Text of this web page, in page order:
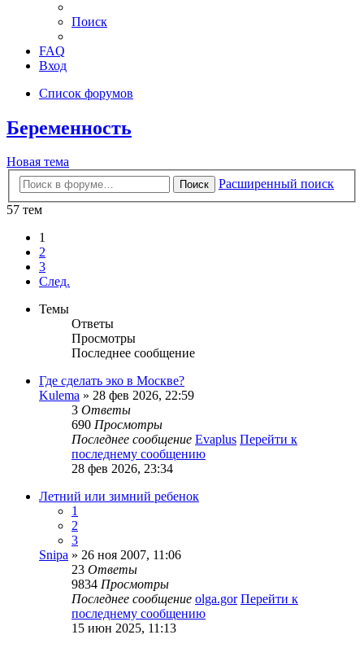
Поиск
FAQ
Вход
Список форумов
Беременность
Новая тема
Поиск
Расширенный поиск
57 тем
1
2
3
След.
Темы
Ответы
Просмотры
Последнее сообщение
Где сделать эко в Москве?
Kulema » 28 фев 2026, 22:59
3 Ответы
690 Просмотры
Последнее сообщение Evaplus Перейти к
последнему сообщению
28 фев 2026, 23:34
Летний или зимний ребенок
1
2
3
Snipa » 26 ноя 2007, 11:06
23 Ответы
9834 Просмотры
Последнее сообщение olga.gor Перейти к
последнему сообщению
15 июн 2025, 11:13